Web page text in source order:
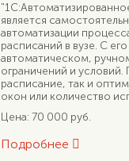
является
автоматизации
расписаний в вузе. С
автоматическом,
ограничений и
расписание, так и
окон или количество
Цена: 70 000 руб.
Подробнее